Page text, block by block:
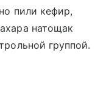
пили кефир,
натощак
группой.